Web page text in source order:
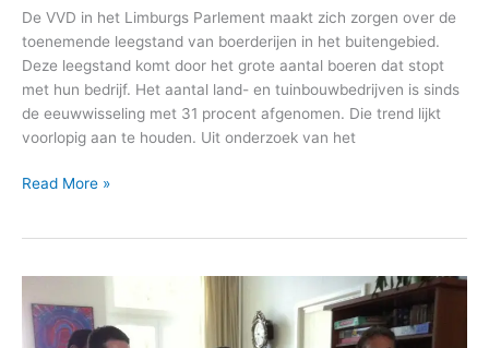
De VVD in het Limburgs Parlement maakt zich zorgen over de
toenemende leegstand van boerderijen in het buitengebied.
Deze leegstand komt door het grote aantal boeren dat stopt
met hun bedrijf. Het aantal land- en tuinbouwbedrijven is sinds
de eeuwwisseling met 31 procent afgenomen. Die trend lijkt
voorlopig aan te houden. Uit onderzoek van het
boerderijen
Read More »
jeugdinrichting
Het